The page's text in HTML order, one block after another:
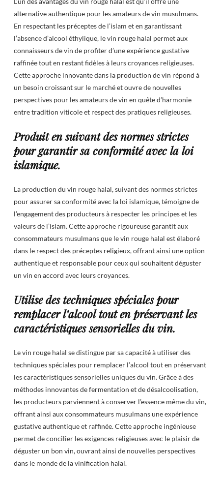
alternative authentique pour les amateurs de vin musulmans.
En respectant les préceptes de l’islam et en garantissant
l’absence d’alcool éthylique, le vin rouge halal permet aux
connaisseurs de vin de profiter d’une expérience gustative
raffinée tout en restant fidèles à leurs croyances religieuses.
Cette approche innovante dans la production de vin répond à
un besoin croissant sur le marché et ouvre de nouvelles
perspectives pour les amateurs de vin en quête d’harmonie
entre tradition viticole et respect des pratiques religieuses.
Produit en suivant des normes strictes
pour garantir sa conformité avec la loi
islamique.
La production du vin rouge halal, suivant des normes strictes
pour assurer sa conformité avec la loi islamique, témoigne de
l’engagement des producteurs à respecter les principes et les
valeurs de l’islam. Cette approche rigoureuse garantit aux
consommateurs musulmans que le vin rouge halal est élaboré
dans le respect des préceptes religieux, offrant ainsi une option
authentique et responsable pour ceux qui souhaitent déguster
un vin en accord avec leurs croyances.
Utilise des techniques spéciales pour
remplacer l’alcool tout en préservant les
caractéristiques sensorielles du vin.
Le vin rouge halal se distingue par sa capacité à utiliser des
techniques spéciales pour remplacer l’alcool tout en préservant
les caractéristiques sensorielles uniques du vin. Grâce à des
méthodes innovantes de fermentation et de désalcoolisation,
les producteurs parviennent à conserver l’essence même du vin,
offrant ainsi aux consommateurs musulmans une expérience
gustative authentique et raffinée. Cette approche ingénieuse
permet de concilier les exigences religieuses avec le plaisir de
déguster un bon vin, ouvrant ainsi de nouvelles perspectives
dans le monde de la vinification halal.